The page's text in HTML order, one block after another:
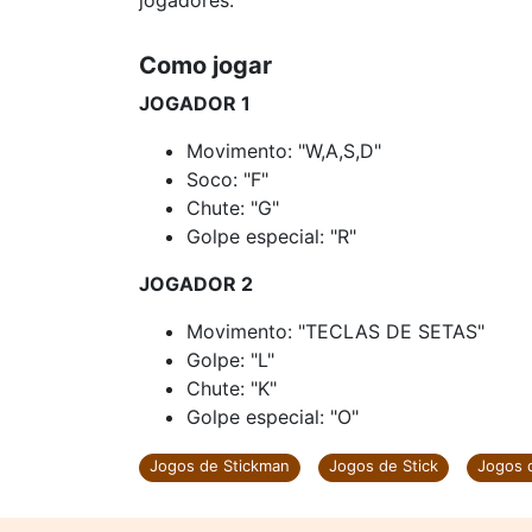
Como jogar
JOGADOR 1
Movimento: "W,A,S,D"
Soco: "F"
Chute: "G"
Golpe especial: "R"
JOGADOR 2
Movimento: "TECLAS DE SETAS"
Golpe: "L"
Chute: "K"
Golpe especial: "O"
Jogos de Stickman Jogos de Stick Jogos